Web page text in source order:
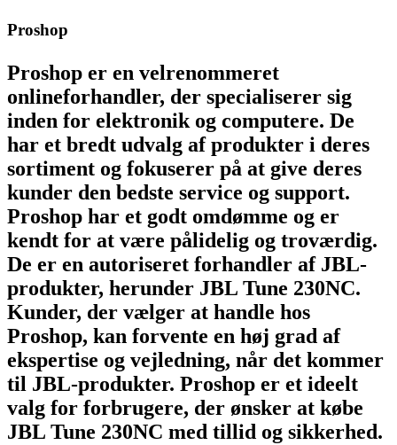
Proshop
Proshop er en velrenommeret
onlineforhandler, der specialiserer sig
inden for elektronik og computere. De
har et bredt udvalg af produkter i deres
sortiment og fokuserer på at give deres
kunder den bedste service og support.
Proshop har et godt omdømme og er
kendt for at være pålidelig og troværdig.
De er en autoriseret forhandler af JBL-
produkter, herunder JBL Tune 230NC.
Kunder, der vælger at handle hos
Proshop, kan forvente en høj grad af
ekspertise og vejledning, når det kommer
til JBL-produkter. Proshop er et ideelt
valg for forbrugere, der ønsker at købe
JBL Tune 230NC med tillid og sikkerhed.